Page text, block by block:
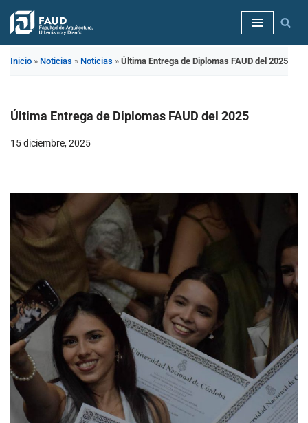
Saltar
Inicio » Noticias » Noticias » Última Entrega de Diplomas FAUD del 2025
Última Entrega de Diplomas FAUD del 2025
15 diciembre, 2025